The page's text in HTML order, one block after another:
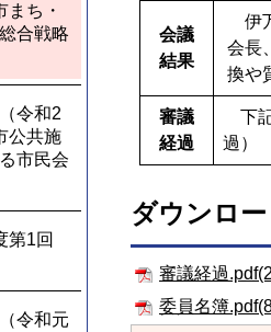
ち・
合戦略
令和2
公共施
市民会
第1回
令和元
会議
結果
伊
会長
換や
審議
経過
下
過）
ダウンロー
審議経過
委員名簿